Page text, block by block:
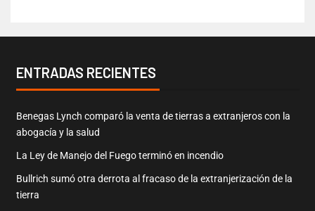
ENTRADAS RECIENTES
Benegas Lynch comparó la venta de tierras a extranjeros con la
abogacía y la salud
La Ley de Manejo del Fuego terminó en incendio
Bullrich sumó otra derrota al fracaso de la extranjerización de la
tierra